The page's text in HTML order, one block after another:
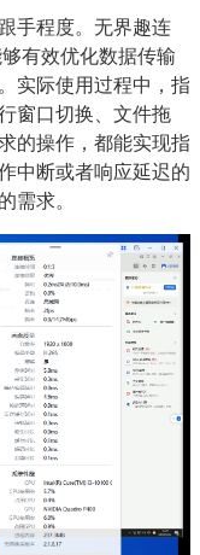
手程度。无界趣连
有效优化数据传输
实际使用过程中，指
窗口切换、文件拖
的操作，都能实现指
中断或者响应延迟的
需求。